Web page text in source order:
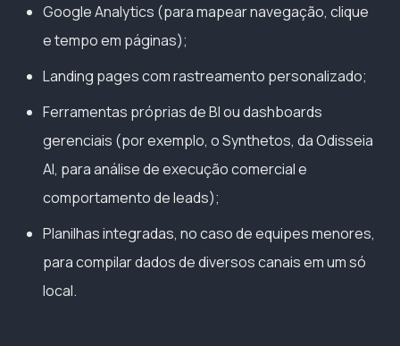
Google Analytics (para mapear navegação, clique
e tempo em páginas);
Landing pages com rastreamento personalizado;
Ferramentas próprias de BI ou dashboards
gerenciais (por exemplo, o Synthetos, da Odisseia
AI, para análise de execução comercial e
comportamento de leads);
Planilhas integradas, no caso de equipes menores,
para compilar dados de diversos canais em um só
local.